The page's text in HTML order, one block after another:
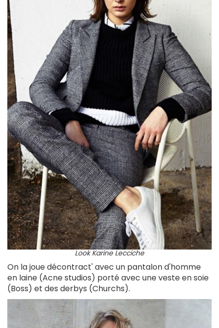
Look Karine Lecciche
On la joue décontract' avec un pantalon d'homme
en laine (Acne studios) porté avec une veste en soie
(Boss) et des derbys (Churchs).